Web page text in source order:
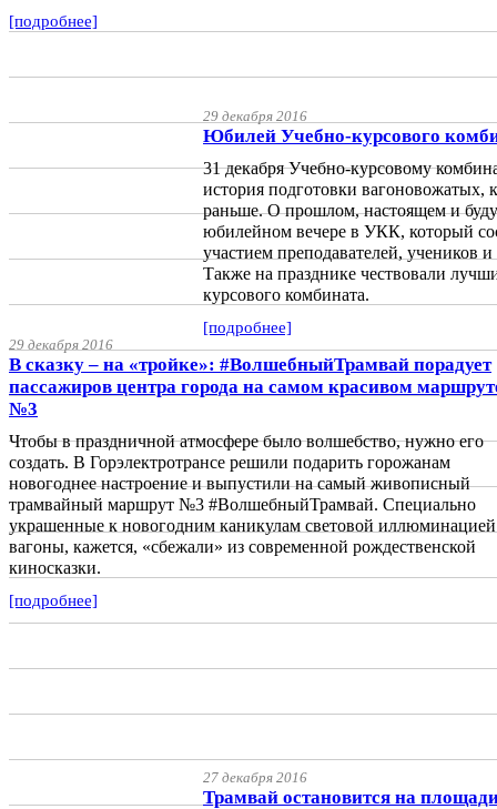
[подробнее]
29 декабря 2016
Юбилей Учебно-курсового
31 декабря Учебно-курсовому
история подготовки вагоновожатых,
раньше. О прошлом, настоящем и
юбилейном вечере в УКК, который
участием преподавателей, учеников
Также на празднике чествовали
курсового комбината.
[подробнее]
29 декабря 2016
В сказку – на «тройке»: #ВолшебныйТрамвай порадует
пассажиров центра города на самом красивом
№3
Чтобы в праздничной атмосфере было волшебство, нужно его
создать. В Горэлектротрансе решили подарить горожанам
новогоднее настроение и выпустили на самый живописный
трамвайный маршрут №3 #ВолшебныйТрамвай. Специально
украшенные к новогодним каникулам световой иллюминацией
вагоны, кажется, «сбежали» из современной рождественской
киносказки.
[подробнее]
27 декабря 2016
Трамвай остановится на